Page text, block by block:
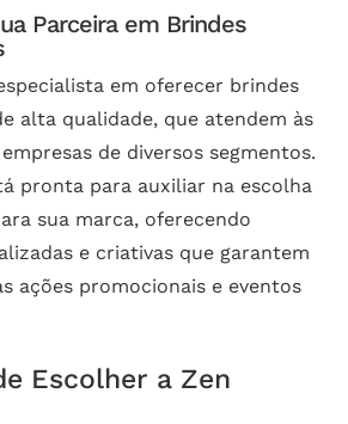
Parceira em Brindes
em oferecer brindes
alta qualidade, que atendem às
de diversos segmentos.
pronta para auxiliar na escolha
sua marca, oferecendo
e criativas que garantem
ações promocionais e eventos
Escolher a Zen